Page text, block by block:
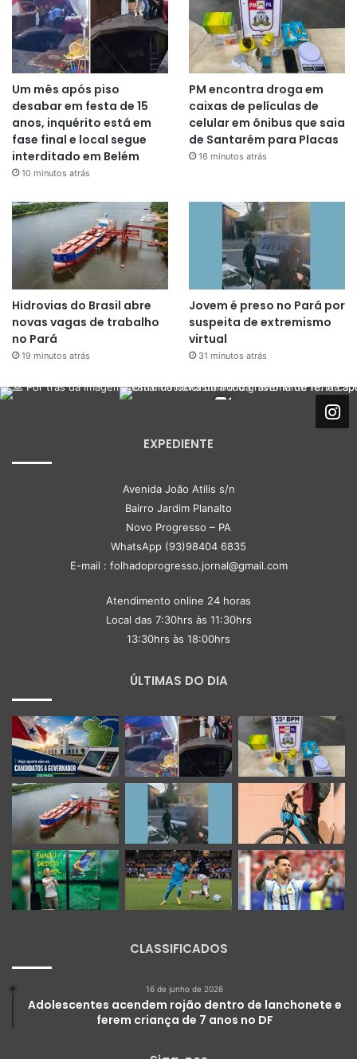
Um mês após piso
desabar em festa de 15
anos, inquérito está em
fase final e local segue
interditado em Belém
10 minutos atrás
PM encontra droga em
caixas de películas de
celular em ônibus que saia
de Santarém para Placas
16 minutos atrás
Hidrovias do Brasil abre
novas vagas de trabalho
no Pará
19 minutos atrás
Jovem é preso no Pará por
suspeita de extremismo
virtual
31 minutos atrás
EXPEDIENTE
Avenida João Atilis s/n
Bairro Jardim Planalto
Novo Progresso – PA
WhatsApp (93)98404 6835
E-mail : folhadoprogresso.jornal@gmail.com
Atendimento online 24 horas
Local das 7:30hrs às 11:30hrs
13:30hrs às 18:00hrs
ÚLTIMAS DO DIA
CLASSIFICADOS
16 de junho de 2026
Adolescentes acendem rojão dentro de lanchonete e
ferem criança de 7 anos no DF